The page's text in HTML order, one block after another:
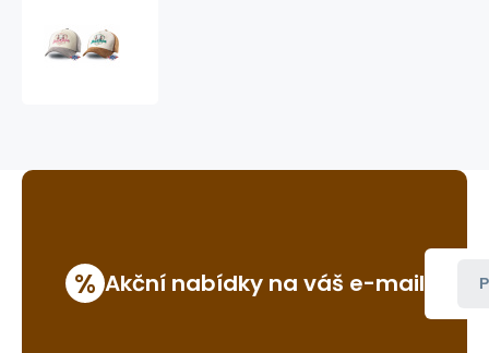
% Akční nabídky na váš e-mail